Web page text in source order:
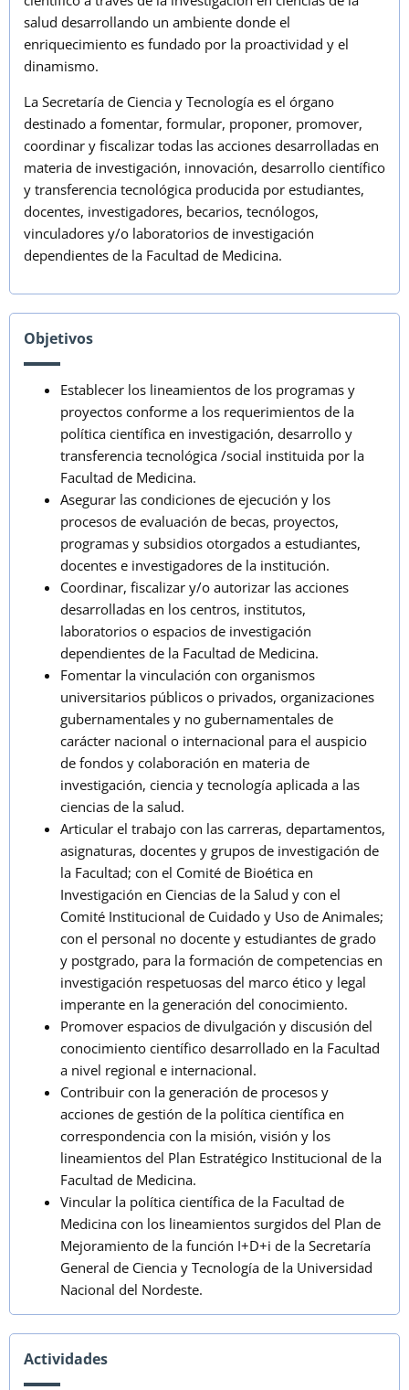
salud desarrollando un ambiente donde el
enriquecimiento es fundado por la proactividad y el
dinamismo.
La Secretaría de Ciencia y Tecnología es el órgano
destinado a fomentar, formular, proponer, promover,
coordinar y fiscalizar todas las acciones desarrolladas en
materia de investigación, innovación, desarrollo científico
y transferencia tecnológica producida por estudiantes,
docentes, investigadores, becarios, tecnólogos,
vinculadores y/o laboratorios de investigación
dependientes de la Facultad de Medicina.
Objetivos
Establecer los lineamientos de los programas y
proyectos conforme a los requerimientos de la
política científica en investigación, desarrollo y
transferencia tecnológica /social instituida por la
Facultad de Medicina.
Asegurar las condiciones de ejecución y los
procesos de evaluación de becas, proyectos,
programas y subsidios otorgados a estudiantes,
docentes e investigadores de la institución.
Coordinar, fiscalizar y/o autorizar las acciones
desarrolladas en los centros, institutos,
laboratorios o espacios de investigación
dependientes de la Facultad de Medicina.
Fomentar la vinculación con organismos
universitarios públicos o privados, organizaciones
gubernamentales y no gubernamentales de
carácter nacional o internacional para el auspicio
de fondos y colaboración en materia de
investigación, ciencia y tecnología aplicada a las
ciencias de la salud.
Articular el trabajo con las carreras, departamentos,
asignaturas, docentes y grupos de investigación de
la Facultad; con el Comité de Bioética en
Investigación en Ciencias de la Salud y con el
Comité Institucional de Cuidado y Uso de Animales;
con el personal no docente y estudiantes de grado
y postgrado, para la formación de competencias en
investigación respetuosas del marco ético y legal
imperante en la generación del conocimiento.
Promover espacios de divulgación y discusión del
conocimiento científico desarrollado en la Facultad
a nivel regional e internacional.
Contribuir con la generación de procesos y
acciones de gestión de la política científica en
correspondencia con la misión, visión y los
lineamientos del Plan Estratégico Institucional de la
Facultad de Medicina.
Vincular la política científica de la Facultad de
Medicina con los lineamientos surgidos del Plan de
Mejoramiento de la función I+D+i de la Secretaría
General de Ciencia y Tecnología de la Universidad
Nacional del Nordeste.
Actividades